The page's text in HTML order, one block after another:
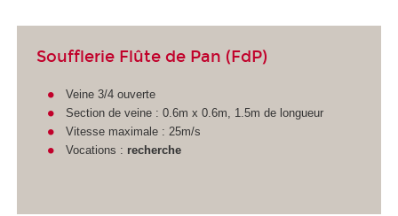
Soufflerie Flûte de Pan (FdP)
Veine 3/4 ouverte
Section de veine : 0.6m x 0.6m, 1.5m de longueur
Vitesse maximale : 25m/s
Vocations : recherche